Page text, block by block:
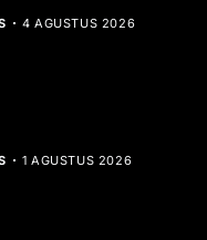
4 AGUSTUS 2026
1 AGUSTUS 2026